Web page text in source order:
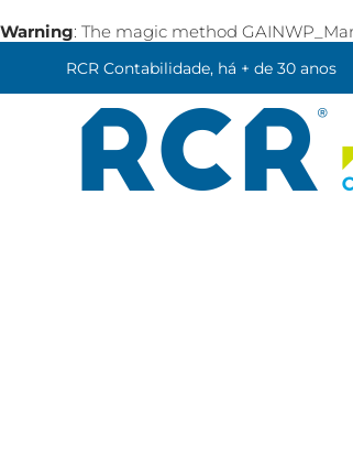
Warning: The magic method
RCR Contabilidade, há + de 30 anos